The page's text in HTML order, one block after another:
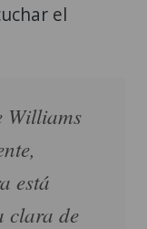
el
Williams
está
clara de